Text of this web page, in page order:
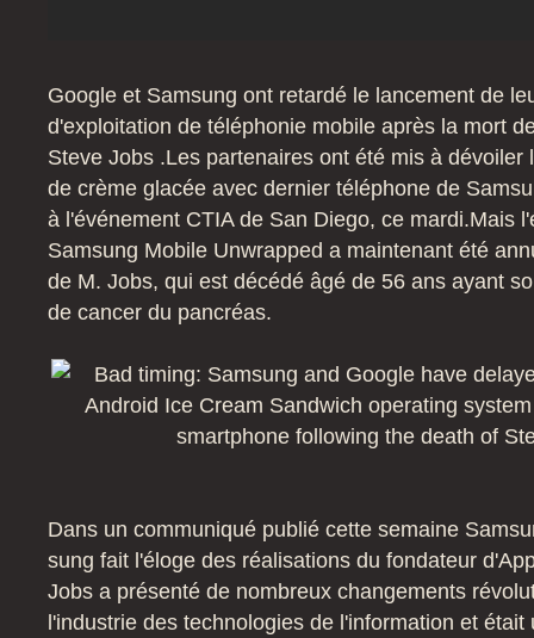
Google et Samsung ont retardé le lancement de
d'exploitation de téléphonie mobile après la mort
Steve Jobs .Les partenaires ont été mis à dévoiler
de crème glacée avec dernier téléphone de
à l'événement CTIA de San Diego, ce mardi.Mais
Samsung Mobile Unwrapped a maintenant été
de M. Jobs, qui est décédé âgé de 56 ans ayant
de cancer du pancréas.
Dans un communiqué publié cette semaine
sung fait l'éloge des réalisations du fondateur
Jobs a présenté de nombreux changements
l'industrie des technologies de l'information et était